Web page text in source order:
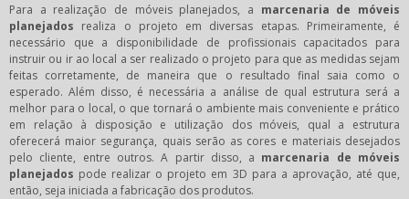
Para a realização de móveis planejados, a marcenaria de móveis
planejados realiza o projeto em diversas etapas. Primeiramente, é
necessário que a disponibilidade de profissionais capacitados para
instruir ou ir ao local a ser realizado o projeto para que as medidas sejam
feitas corretamente, de maneira que o resultado final saia como o
esperado. Além disso, é necessária a análise de qual estrutura será a
melhor para o local, o que tornará o ambiente mais conveniente e prático
em relação à disposição e utilização dos móveis, qual a estrutura
oferecerá maior segurança, quais serão as cores e materiais desejados
pelo cliente, entre outros. A partir disso, a marcenaria de móveis
planejados pode realizar o projeto em 3D para a aprovação, até que,
então, seja iniciada a fabricação dos produtos.